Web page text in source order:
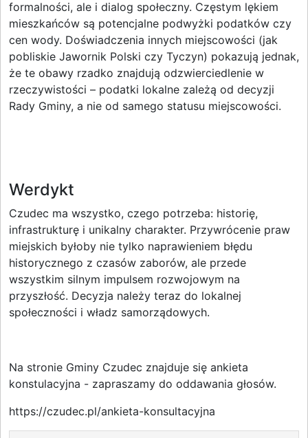
formalności, ale i dialog społeczny. Częstym lękiem
mieszkańców są potencjalne podwyżki podatków czy
cen wody. Doświadczenia innych miejscowości (jak
pobliskie Jawornik Polski czy Tyczyn) pokazują jednak,
że te obawy rzadko znajdują odzwierciedlenie w
rzeczywistości – podatki lokalne zależą od decyzji
Rady Gminy, a nie od samego statusu miejscowości.
Werdykt
Czudec ma wszystko, czego potrzeba: historię,
infrastrukturę i unikalny charakter. Przywrócenie praw
miejskich byłoby nie tylko naprawieniem błędu
historycznego z czasów zaborów, ale przede
wszystkim silnym impulsem rozwojowym na
przyszłość. Decyzja należy teraz do lokalnej
społeczności i władz samorządowych.
Na stronie Gminy Czudec znajduje się ankieta
konstulacyjna - zapraszamy do oddawania głosów.
https://czudec.pl/ankieta-konsultacyjna